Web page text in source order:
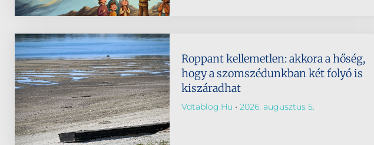
Roppant kellemetlen: akkora a hőség,
hogy a szomszédunkban két folyó is
kiszáradhat
Vdtablog.hu 2026. augusztus 5.